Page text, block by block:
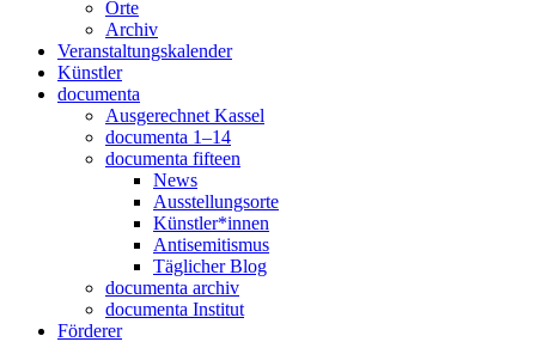
Orte
Archiv
Veranstaltungskalender
Künstler
documenta
Ausgerechnet Kassel
documenta 1–14
documenta fifteen
News
Ausstellungsorte
Künstler*innen
Antisemitismus
Täglicher Blog
documenta archiv
documenta Institut
Förderer